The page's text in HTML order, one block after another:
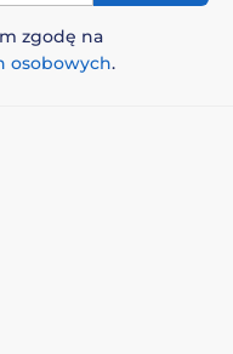
zgodę na
osobowych.